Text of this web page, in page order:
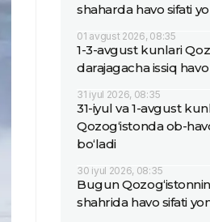
shaharda havo sifati
01 avgust 2026, 08:35
1-3-avgust kunlari
darajagacha issiq
31 iyul 2026, 08:35
31-iyul va 1-avgust
Qozog‘istonda ob-
bo‘ladi
30 iyul 2026, 08:35
Bugun
shahrida havo sifati